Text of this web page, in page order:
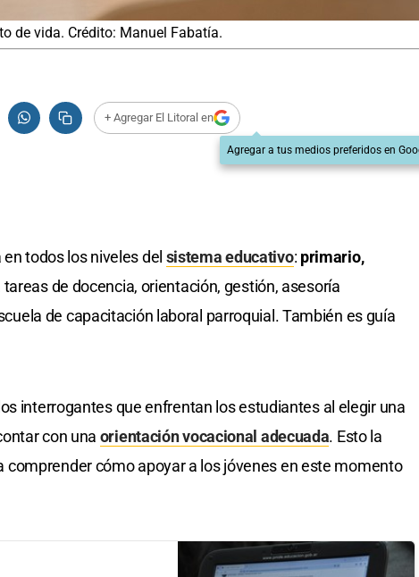
de vida. Crédito: Manuel Fabatía.
+ Agregar El Litoral en
Agregar a tus medios preferidos en
todos los niveles del sistema educativo: primario,
tareas de docencia, orientación, gestión, asesoría
de capacitación laboral parroquial. También es guía
interrogantes que enfrentan los estudiantes al elegir una
con una orientación vocacional adecuada. Esto la
comprender cómo apoyar a los jóvenes en este momento